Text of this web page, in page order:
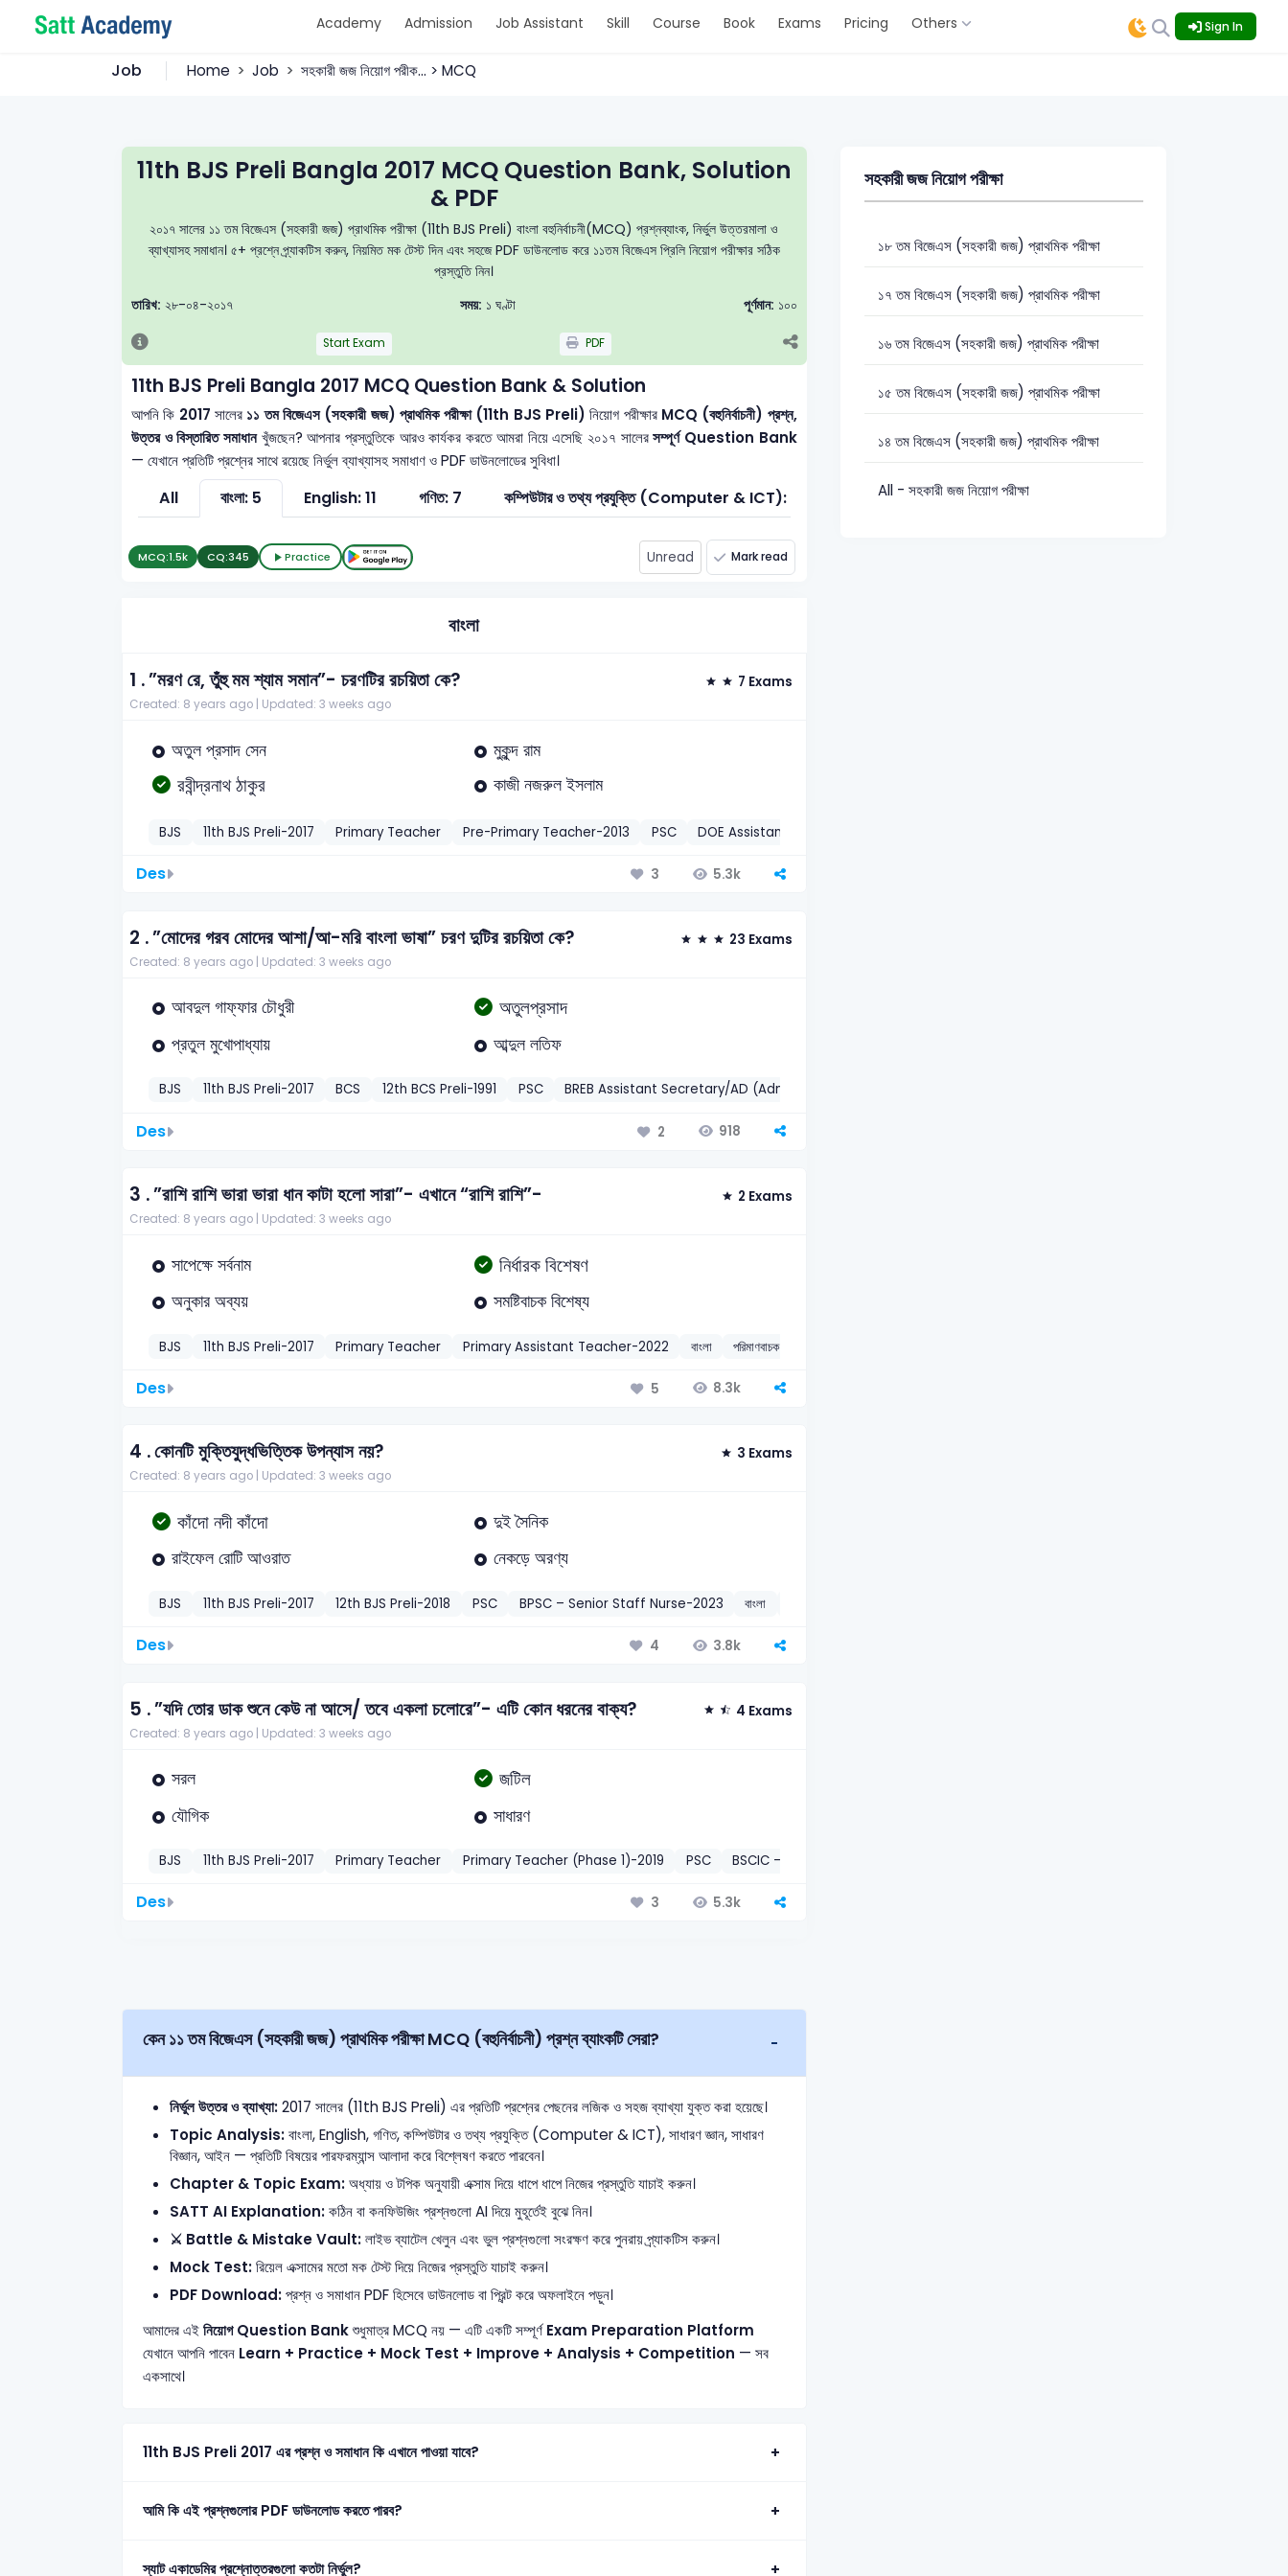
Academy Admission Job Assistant Skill Course Book Exams Pricing Others Sign In
Job Home Job সহকারী জজ নিয়োগ পরীক... > MCQ
11th BJS Preli Bangla 2017 MCQ Question Bank, Solution
& PDF
২০১৭ সালের ১১ তম বিজেএস (সহকারী জজ) প্রাথমিক পরীক্ষা (11th BJS Preli) বাংলা বহুনির্বাচনী(MCQ) প্রশ্নব্যাংক, নির্ভুল উত্তরমালা ও
ব্যাখ্যাসহ সমাধান। ৫+ প্রশ্নে প্র্যাকটিস করুন, নিয়মিত মক টেস্ট দিন এবং সহজে PDF ডাউনলোড করে ১১তম বিজেএস প্রিলি নিয়োগ পরীক্ষার সঠিক
প্রস্তুতি নিন।
তারিখ: ২৮-০৪-২০১৭ সময়: ১ ঘণ্টা পূর্ণমান: ১০০
Start Exam PDF
11th BJS Preli Bangla 2017 MCQ Question Bank & Solution
আপনি কি 2017 সালের ১১ তম বিজেএস (সহকারী জজ) প্রাথমিক পরীক্ষা (11th BJS Preli)নিয়োগ পরীক্ষার MCQ (বহুনির্বাচনী) প্রশ্ন,
উত্তর ও বিস্তারিত সমাধানখুঁজছেন? আপনার প্রস্তুতিকে আরও কার্যকর করতে আমরা নিয়ে এসেছি ২০১৭ সালেরসম্পূর্ণ Question Bank
— যেখানে প্রতিটি প্রশ্নের সাথে রয়েছে নির্ভুল ব্যাখ্যাসহ সমাধাণ ও PDF ডাউনলোডের সুবিধা।
All বাংলা: 5 English: 11 গণিত: 7 কম্পিউটার ও তথ্য প্রযুক্তি (Computer & ICT): 1 সাধারণ জ্ঞান: 18 সাধারণ বিজ্ঞান: 6
MCQ:1.5k CQ:345 Practice Unread Mark read
বাংলা
1 .”মরণ রে, তুঁহু মম শ্যাম সমান”- চরণটির রচয়িতা কে? 7 Exams
Created: 8 years ago | Updated: 3 weeks ago
অতুল প্রসাদ সেন মুকুন্দ রাম
রবীন্দ্রনাথ ঠাকুর কাজী নজরুল ইসলাম
BJS 11th BJS Preli-2017 Primary Teacher Pre-Primary Teacher-2013 PSC DOE Assistant Director/Research Officer-2007
Des 3 5.3k
2 .”মোদের গরব মোদের আশা/আ-মরি বাংলা ভাষা” চরণ দুটির রচয়িতা কে? 23 Exams
Created: 8 years ago | Updated: 3 weeks ago
আবদুল গাফ্‌ফার চৌধুরী অতুলপ্রসাদ
প্রতুল মুখোপাধ্যায় আব্দুল লতিফ
BJS 11th BJS Preli-2017 BCS 12th BCS Preli-1991 PSC BREB Assistant Secretary/AD (Admin)-2016
Des 2 918
3 .”রাশি রাশি ভারা ভারা ধান কাটা হলো সারা”- এখানে “রাশি রাশি”- 2 Exams
Created: 8 years ago | Updated: 3 weeks ago
সাপেক্ষে সর্বনাম নির্ধারক বিশেষণ
অনুকার অব্যয় সমষ্টিবাচক বিশেষ্য
BJS 11th BJS Preli-2017 Primary Teacher Primary Assistant Teacher-2022 বাংলা পরিমাণবাচক বিশেষণ
Des 5 8.3k
4 .কোনটি মুক্তিযুদ্ধভিত্তিক উপন্যাস নয়? 3 Exams
Created: 8 years ago | Updated: 3 weeks ago
কাঁদো নদী কাঁদো
দুই সৈনিক
রাইফেল রোটি আওরাত
নেকড়ে অরণ্য
BJS 11th BJS Preli-2017 12th BJS Preli-2018 PSC BPSC – Senior Staff Nurse-2023 বাংলা
Des 4 3.8k
5 .”যদি তোর ডাক শুনে কেউ না আসে/ তবে একলা চলোরে”- এটি কোন ধরনের বাক্য? 4 Exams
Created: 8 years ago | Updated: 3 weeks ago
সরল জটিল
যৌগিক সাধারণ
BJS 11th BJS Preli-2017 Primary Teacher Primary Teacher (Phase 1)-2019 PSC BSCIC – Various Posts-2023
Des 3 5.3k
কেন ১১ তম বিজেএস (সহকারী জজ) প্রাথমিক পরীক্ষা MCQ (বহুনির্বাচনী) প্রশ্ন ব্যাংকটি সেরা?
নির্ভুল উত্তর ও ব্যাখ্যা:2017 সালের (11th BJS Preli) এর প্রতিটি প্রশ্নের পেছনের লজিক ও সহজ ব্যাখ্যা যুক্ত করা হয়েছে।
Topic Analysis:বাংলা, English, গণিত, কম্পিউটার ও তথ্য প্রযুক্তি (Computer & ICT), সাধারণ জ্ঞান, সাধারণ
বিজ্ঞান, আইন — প্রতিটি বিষয়ের পারফরম্যান্স আলাদা করে বিশ্লেষণ করতে পারবেন।
Chapter & Topic Exam:অধ্যায় ও টপিক অনুযায়ী এক্সাম দিয়ে ধাপে ধাপে নিজের প্রস্তুতি যাচাই করুন।
SATT AI Explanation:কঠিন বা কনফিউজিং প্রশ্নগুলো AI দিয়ে মুহূর্তেই বুঝে নিন।
⚔️ Battle & Mistake Vault:লাইভ ব্যাটেল খেলুন এবং ভুল প্রশ্নগুলো সংরক্ষণ করে পুনরায় প্র্যাকটিস করুন।
Mock Test:রিয়েল এক্সামের মতো মক টেস্ট দিয়ে নিজের প্রস্তুতি যাচাই করুন।
PDF Download:প্রশ্ন ও সমাধান PDF হিসেবে ডাউনলোড বা প্রিন্ট করে অফলাইনে পড়ুন।
আমাদের এইনিয়োগ Question Bankশুধুমাত্র MCQ নয় — এটি একটি সম্পূর্ণExam Preparation Platform
যেখানে আপনি পাবেন Learn + Practice + Mock Test + Improve + Analysis + Competition — সব
একসাথে।
11th BJS Preli 2017 এর প্রশ্ন ও সমাধান কি এখানে পাওয়া যাবে?
আমি কি এই প্রশ্নগুলোর PDF ডাউনলোড করতে পারব?
স্যাট একাডেমির প্রশ্নোত্তরগুলো কতটা নির্ভুল?
সহকারী জজ নিয়োগ পরীক্ষা
১৮ তম বিজেএস (সহকারী জজ) প্রাথমিক পরীক্ষা
১৭ তম বিজেএস (সহকারী জজ) প্রাথমিক পরীক্ষা
১৬ তম বিজেএস (সহকারী জজ) প্রাথমিক পরীক্ষা
১৫ তম বিজেএস (সহকারী জজ) প্রাথমিক পরীক্ষা
১৪ তম বিজেএস (সহকারী জজ) প্রাথমিক পরীক্ষা
All - সহকারী জজ নিয়োগ পরীক্ষা